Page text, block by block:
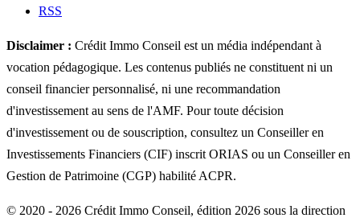
RSS
Disclaimer : Crédit Immo Conseil est un média indépendant à
vocation pédagogique. Les contenus publiés ne constituent ni un
conseil financier personnalisé, ni une recommandation
d'investissement au sens de l'AMF. Pour toute décision
d'investissement ou de souscription, consultez un Conseiller en
Investissements Financiers (CIF) inscrit ORIAS ou un Conseiller en
Gestion de Patrimoine (CGP) habilité ACPR.
© 2020 - 2026 Crédit Immo Conseil, édition 2026 sous la direction